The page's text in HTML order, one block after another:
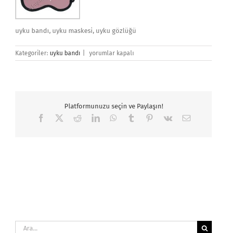
uyku bandı, uyku maskesi, uyku gözlüğü
Kategoriler: uyku bandı
Uyku
Bandı
yorumlar kapalı
Platformunuzu seçin ve Paylaşın!
Facebook RedditLinkedInWhatsApp
Tumblr Pinterest
Vk
E-
Ara: